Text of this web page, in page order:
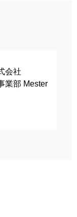
会社
業部 Mester